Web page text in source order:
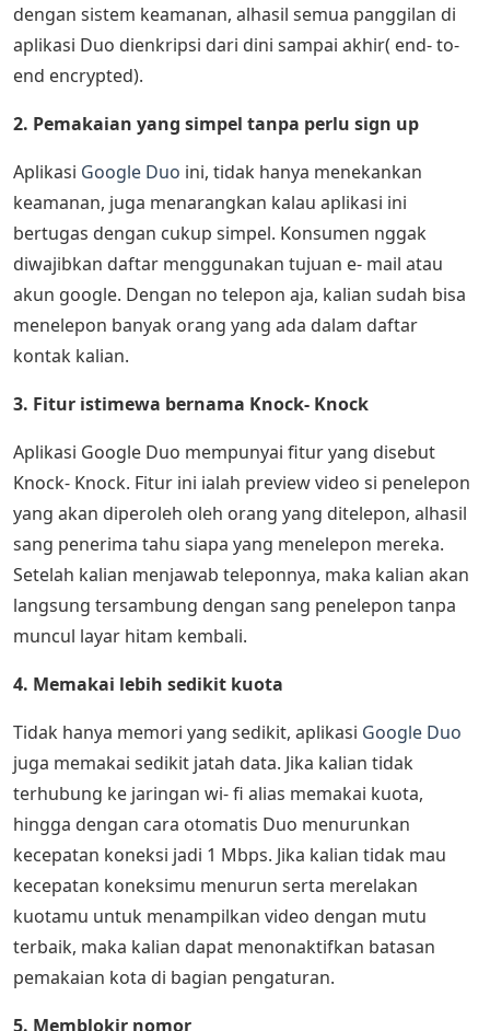
dengan sistem keamanan, alhasil semua panggilan di
aplikasi Duo dienkripsi dari dini sampai akhir( end- to-
end encrypted).
2. Pemakaian yang simpel tanpa perlu sign up
Aplikasi Google Duo ini, tidak hanya menekankan
keamanan, juga menarangkan kalau aplikasi ini
bertugas dengan cukup simpel. Konsumen nggak
diwajibkan daftar menggunakan tujuan e- mail atau
akun google. Dengan no telepon aja, kalian sudah bisa
menelepon banyak orang yang ada dalam daftar
kontak kalian.
3. Fitur istimewa bernama Knock- Knock
Aplikasi Google Duo mempunyai fitur yang disebut
Knock- Knock. Fitur ini ialah preview video si penelepon
yang akan diperoleh oleh orang yang ditelepon, alhasil
sang penerima tahu siapa yang menelepon mereka.
Setelah kalian menjawab teleponnya, maka kalian akan
langsung tersambung dengan sang penelepon tanpa
muncul layar hitam kembali.
4. Memakai lebih sedikit kuota
Tidak hanya memori yang sedikit, aplikasi Google Duo
juga memakai sedikit jatah data. Jika kalian tidak
terhubung ke jaringan wi- fi alias memakai kuota,
hingga dengan cara otomatis Duo menurunkan
kecepatan koneksi jadi 1 Mbps. Jika kalian tidak mau
kecepatan koneksimu menurun serta merelakan
kuotamu untuk menampilkan video dengan mutu
terbaik, maka kalian dapat menonaktifkan batasan
pemakaian kota di bagian pengaturan.
5. Memblokir nomor